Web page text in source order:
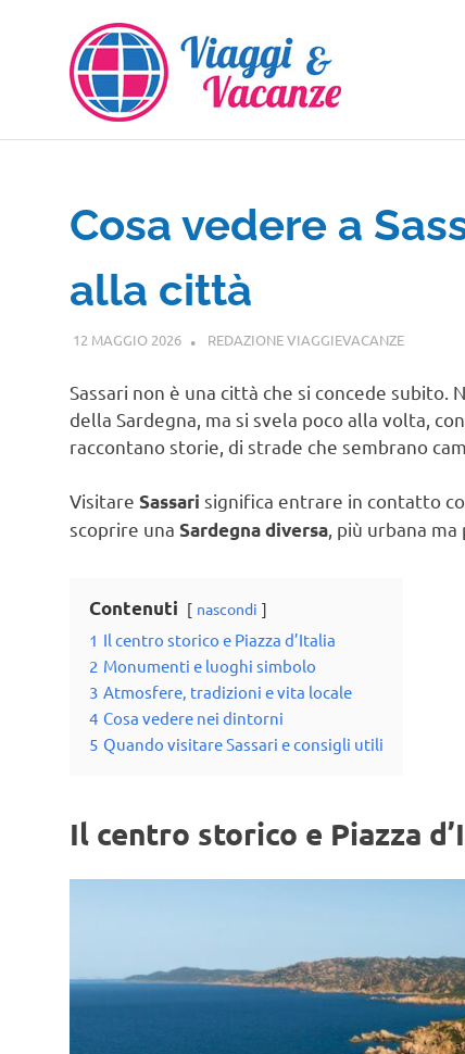
contenuto
Cosa vedere a
alla città
12 MAGGIO 2026 REDAZIONE VIAGGIEVACANZE
Sassari non è una città che si concede
della Sardegna, ma si svela poco alla volta,
raccontano storie, di strade che sembrano
Visitare Sassari significa entrare in contatto
scoprire una Sardegna diversa, più urbana
Contenuti nascondi
1 Il centro storico e Piazza d’Italia
2 Monumenti e luoghi simbolo
3 Atmosfere, tradizioni e vita locale
4 Cosa vedere nei dintorni
5 Quando visitare Sassari e consigli utili
Il centro storico e Piazza